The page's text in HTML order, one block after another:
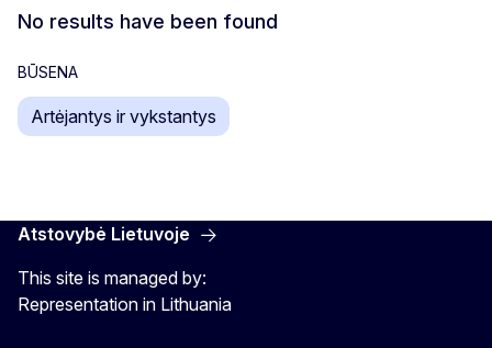
No results have been found
BŪSENA
Artėjantys ir vykstantys
Atstovybė Lietuvoje
This site is managed by:
Representation in Lithuania